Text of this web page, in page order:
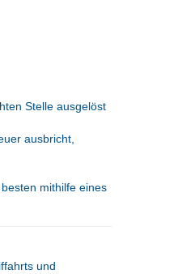
Stelle ausgelöst
ausbricht,
mithilfe eines
und